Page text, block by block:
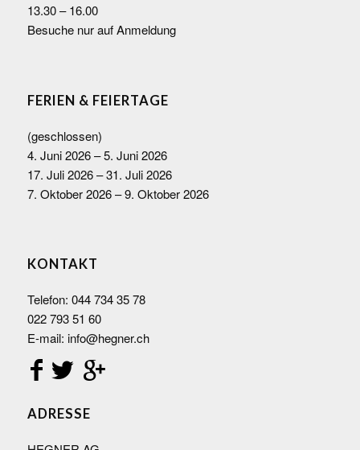
13.30 – 16.00
Besuche nur auf Anmeldung
FERIEN & FEIERTAGE
(geschlossen)
4. Juni 2026 – 5. Juni 2026
17. Juli 2026 – 31. Juli 2026
7. Oktober 2026 – 9. Oktober 2026
KONTAKT
Telefon: 044 734 35 78
022 793 51 60
E-mail: info@hegner.ch
ADRESSE